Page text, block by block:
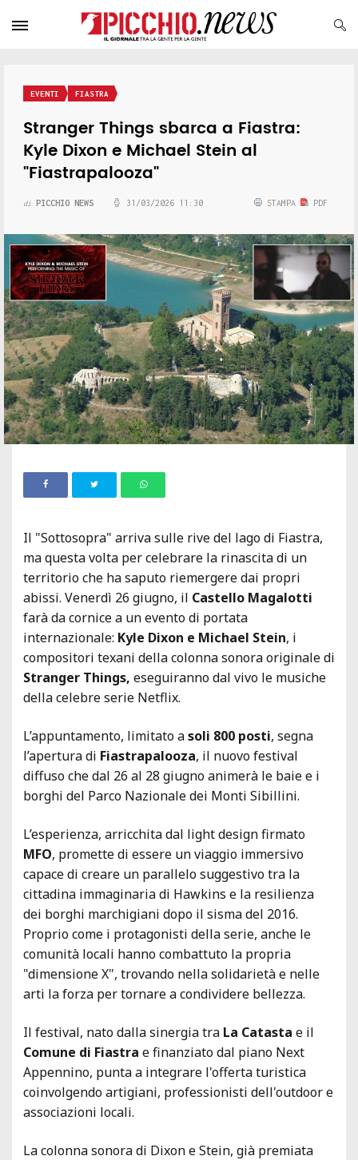
EVENTI FIASTRA
Stranger Things sbarca a Fiastra:
Kyle Dixon e Michael Stein al
"Fiastrapalooza"
di PICCHIO NEWS 31/03/2026 11:30 STAMPA PDF
Il "Sottosopra" arriva sulle rive del lago di Fiastra,
ma questa volta per celebrare la rinascita di un
territorio che ha saputo riemergere dai propri
abissi. Venerdì 26 giugno, il Castello Magalotti
farà da cornice a un evento di portata
internazionale: Kyle Dixon e Michael Stein, i
compositori texani della colonna sonora originale di
Stranger Things, eseguiranno dal vivo le musiche
della celebre serie Netflix.
L’appuntamento, limitato asoli 800 posti, segna
l’apertura di Fiastrapalooza, il nuovo festival
diffuso che dal 26 al 28 giugno animerà le baie e i
borghi del Parco Nazionale dei Monti Sibillini.
L’esperienza, arricchita dal light design firmato
MFO, promette di essere un viaggio immersivo
capace di creare un parallelo suggestivo tra la
cittadina immaginaria di Hawkins e la resilienza
dei borghi marchigiani dopo il sisma del 2016.
Proprio come i protagonisti della serie, anche le
comunità locali hanno combattuto la propria
"dimensione X", trovando nella solidarietà e nelle
arti la forza per tornare a condividere bellezza.
Il festival, nato dalla sinergia tra La Catasta e il
Comune di Fiastra e finanziato dal piano Next
Appennino, punta a integrare l'offerta turistica
coinvolgendo artigiani, professionisti dell'outdoor e
associazioni locali.
La colonna sonora di Dixon e Stein, già premiata